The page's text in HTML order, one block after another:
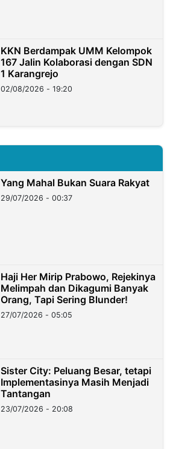
KKN Berdampak UMM Kelompok
167 Jalin Kolaborasi dengan SDN
1 Karangrejo
02/08/2026 - 19:20
Yang Mahal Bukan Suara Rakyat
29/07/2026 - 00:37
Haji Her Mirip Prabowo, Rejekinya
Melimpah dan Dikagumi Banyak
Orang, Tapi Sering Blunder!
27/07/2026 - 05:05
Sister City: Peluang Besar, tetapi
Implementasinya Masih Menjadi
Tantangan
23/07/2026 - 20:08